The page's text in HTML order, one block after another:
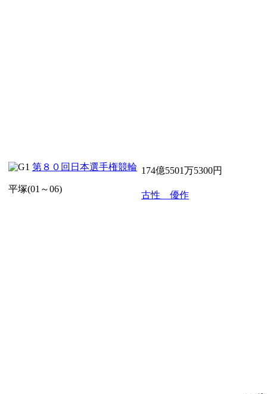
第８０回日本選手権競輪
平塚(01～06)
174億5501万5300円
古性 優作